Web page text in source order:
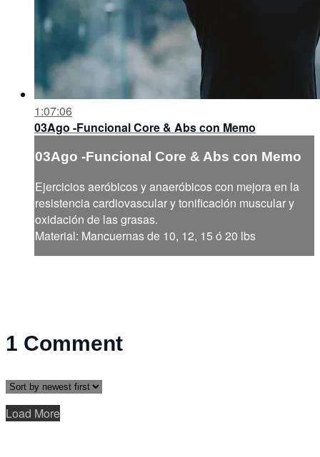
1:07:06
03Ago -Funcional Core & Abs con Memo
03Ago -Funcional Core & Abs con Memo
Ejercicios aeróbicos y anaeróbicos con mejora en la
resistencia cardiovascular y tonificación muscular y
oxidación de las grasas.
Material: Mancuernas de 10, 12, 15 ó 20 lbs
1 Comment
Load More